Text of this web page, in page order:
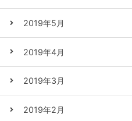
2019年5月
2019年4月
2019年3月
2019年2月